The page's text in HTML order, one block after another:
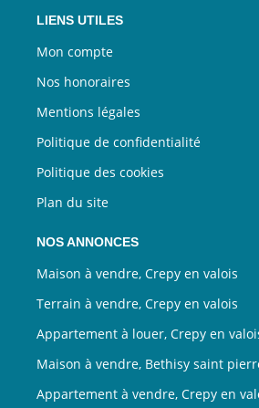
LIENS UTILES
Mon compte
Nos honoraires
Mentions légales
Politique de confidentialité
Politique des cookies
Plan du site
NOS ANNONCES
Maison à vendre, Crepy en valois
Terrain à vendre, Crepy en valois
Appartement à louer, Crepy en
Maison à vendre, Bethisy saint
Appartement à vendre, Crepy en